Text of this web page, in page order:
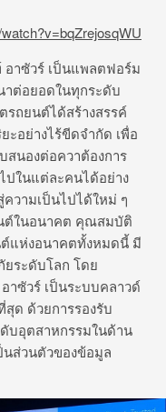
าซัวร์ เป็นแพลตฟอร์ม
ต่อยอดในทุกระดับ
ถยนต์ได้สร้างสรรค์
อย่างไร้ขีดจำกัด เพื่อ
สนองต่อควาต้องการ
ในแต่ละคนได้อย่าง
วามเป็นไปได้ใหม่ ๆ
ต์ในอนาคต คุณสมบัติ
แห่งอนาคตทั้งหมดนี้ มี
ระดับโลก โดย
ซัวร์ เป็นระบบคลาวด์
สุด ด้วยการรองรับ
บอุตสาหกรรมในด้าน
ส่วนตัวของข้อมูล